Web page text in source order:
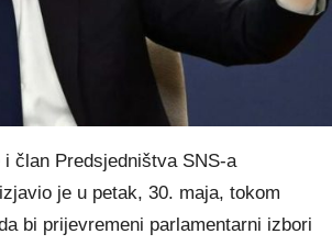
član Predsjedništva SNS-a
je u petak, 30. maja, tokom
bi prijevremeni parlamentarni izbori